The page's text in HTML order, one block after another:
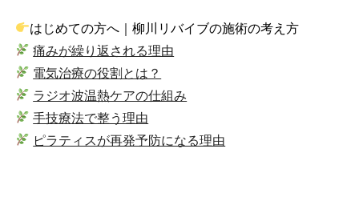
はじめての方へ｜柳川リバイブの施術の考え方
痛みが繰り返される理由
電気治療の役割とは？
ラジオ波温熱ケアの仕組み
手技療法で整う理由
ピラティスが再発予防になる理由